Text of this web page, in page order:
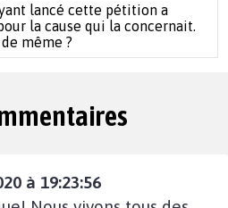
lancé cette pétition a
la cause qui la concernait.
même ?
à 19:23:56